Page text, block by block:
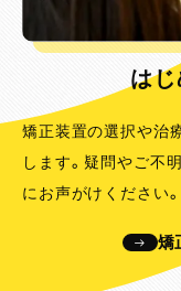
は
矯正装置の選択や治
します。疑問やご不
にお声がけください。
矯